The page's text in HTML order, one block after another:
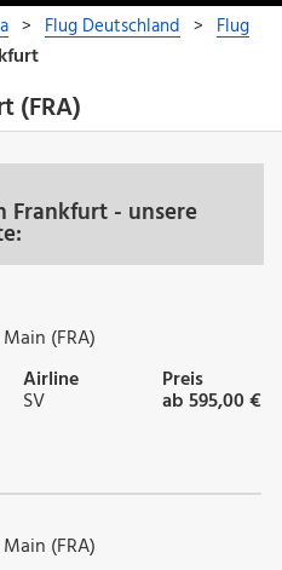
(FRA)
Frankfurt - unsere
(FRA)
Airline
SV
Preis
ab 595,00 €
(FRA)